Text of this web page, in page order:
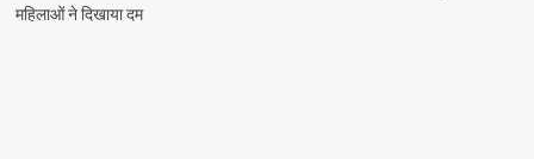
महिलाओं ने दिखाया दम